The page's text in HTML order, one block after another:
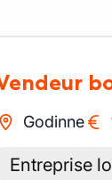
Vendeur
Godinne
Entreprise